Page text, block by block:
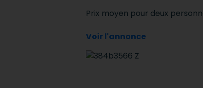
Prix moyen pour deux
Voir l'annonce